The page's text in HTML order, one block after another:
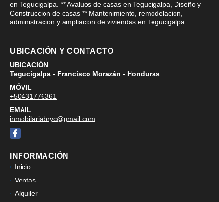
en Tegucigalpa. ** Avaluos de casas en Tegucigalpa, Diseño y
Construccion de casas ** Mantenimiento, remodelación,
administracion y ampliacion de viviendas en Tegucigalpa
UBICACIÓN Y CONTACTO
UBICACIÓN
Tegucigalpa - Francisco Morazán - Honduras
MÓVIL
+50431776361
EMAIL
inmobilariabryc@gmail.com
Facebook
INFORMACIÓN
Inicio
Ventas
Alquiler